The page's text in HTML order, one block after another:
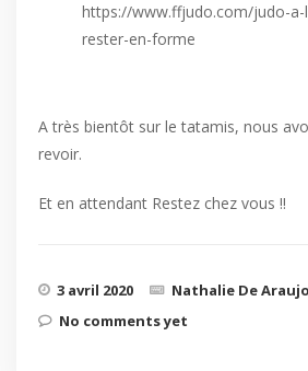
https://www.ffjudo.com/judo-
rester-en-forme
A très bientôt sur le tatamis, nous
revoir.
Et en attendant Restez chez vous !!
3 avril 2020 Nathalie De Araujo
No comments yet